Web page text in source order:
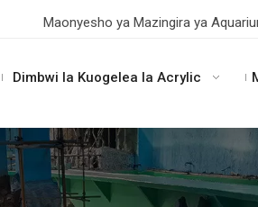
Maonyesho ya Mazingira ya
Dimbwi la Kuogelea la Acrylic